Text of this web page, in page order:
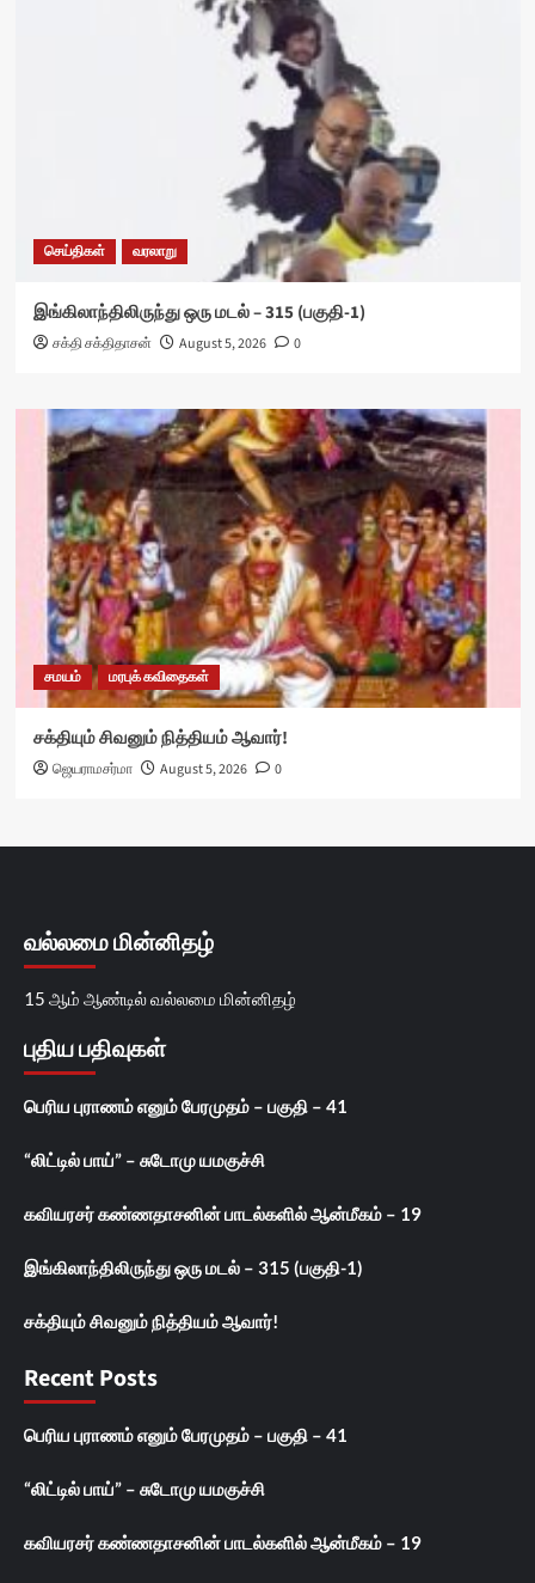
செய்திகள் வரலாறு
இங்கிலாந்திலிருந்து ஒரு மடல் – 315 (பகுதி-1)
சக்தி சக்திதாசன் August 5, 2026 0
சமயம் மரபுக் கவிதைகள்
சக்தியும் சிவனும் நித்தியம் ஆவார்!
ஜெயராமசர்மா August 5, 2026 0
வல்லமை மின்னிதழ்
15 ஆம் ஆண்டில் வல்லமை மின்னிதழ்
புதிய பதிவுகள்
பெரிய புராணம் எனும் பேரமுதம் – பகுதி – 41
“லிட்டில் பாய்” – சுடோமு யமகுச்சி
கவியரசர் கண்ணதாசனின் பாடல்களில் ஆன்மீகம் – 19
இங்கிலாந்திலிருந்து ஒரு மடல் – 315 (பகுதி-1)
சக்தியும் சிவனும் நித்தியம் ஆவார்!
Recent Posts
பெரிய புராணம் எனும் பேரமுதம் – பகுதி – 41
“லிட்டில் பாய்” – சுடோமு யமகுச்சி
கவியரசர் கண்ணதாசனின் பாடல்களில் ஆன்மீகம் – 19